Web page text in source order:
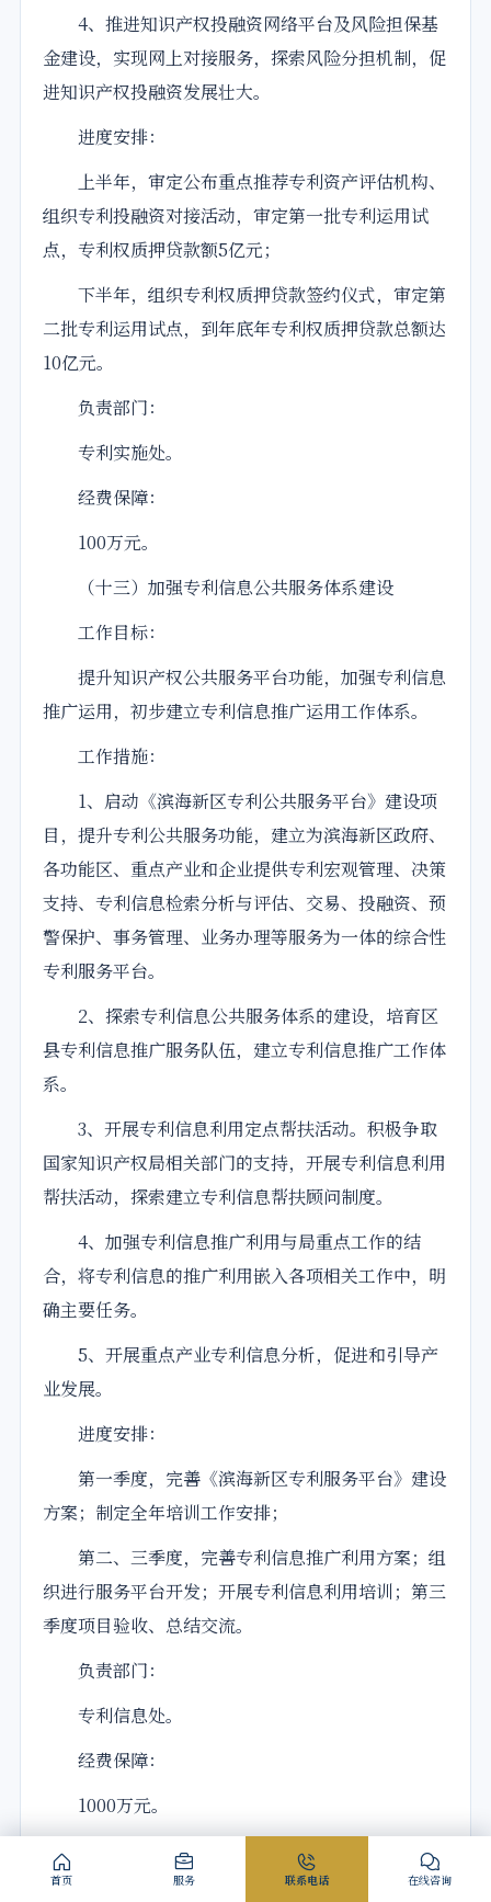
4、推进知识产权投融资网络平台及风险担保基
金建设，实现网上对接服务，探索风险分担机制，促
进知识产权投融资发展壮大。
进度安排：
上半年，审定公布重点推荐专利资产评估机构、
组织专利投融资对接活动，审定第一批专利运用试
点，专利权质押贷款额5亿元；
下半年，组织专利权质押贷款签约仪式，审定第
二批专利运用试点，到年底年专利权质押贷款总额达
10亿元。
负责部门：
专利实施处。
经费保障：
100万元。
（十三）加强专利信息公共服务体系建设
工作目标：
提升知识产权公共服务平台功能，加强专利信息
推广运用，初步建立专利信息推广运用工作体系。
工作措施：
1、启动《滨海新区专利公共服务平台》建设项
目，提升专利公共服务功能，建立为滨海新区政府、
各功能区、重点产业和企业提供专利宏观管理、决策
支持、专利信息检索分析与评估、交易、投融资、预
警保护、事务管理、业务办理等服务为一体的综合性
专利服务平台。
2、探索专利信息公共服务体系的建设，培育区
县专利信息推广服务队伍，建立专利信息推广工作体
系。
3、开展专利信息利用定点帮扶活动。积极争取
国家知识产权局相关部门的支持，开展专利信息利用
帮扶活动，探索建立专利信息帮扶顾问制度。
4、加强专利信息推广利用与局重点工作的结
合，将专利信息的推广利用嵌入各项相关工作中，明
确主要任务。
5、开展重点产业专利信息分析，促进和引导产
业发展。
进度安排：
第一季度，完善《滨海新区专利服务平台》建设
方案；制定全年培训工作安排；
第二、三季度，完善专利信息推广利用方案；组
织进行服务平台开发；开展专利信息利用培训；第三
季度项目验收、总结交流。
负责部门：
专利信息处。
经费保障：
1000万元。
（十四）开展重大经济活动知识产权评议机制建
设
首页 服务 联系电话 在线咨询